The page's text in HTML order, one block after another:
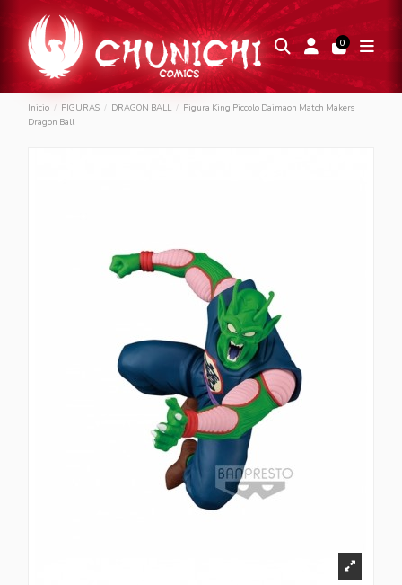
0
Inicio FIGURAS DRAGON BALL
Figura King Piccolo Daimaoh Match Makers
Dragon Ball